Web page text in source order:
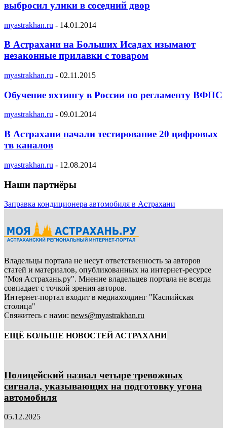
выбросил улики в соседний двор
myastrakhan.ru - 14.01.2014
В Астрахани на Больших Исадах изымают
незаконные прилавки с товаром
myastrakhan.ru - 02.11.2015
Обучение яхтингу в России по регламенту ВФПС
myastrakhan.ru - 09.01.2014
В Астрахани начали тестирование 20 цифровых
тв каналов
myastrakhan.ru - 12.08.2014
Наши партнёры
Заправка кондиционера автомобиля в Астрахани
Владельцы портала не несут ответственность за авторов
статей и материалов, опубликованных на интернет-ресурсе
"Моя Астрахань.ру". Мнение владельцев портала не всегда
совпадает с точкой зрения авторов.
Интернет-портал входит в медиахолдинг "Каспийская
столица"
Свяжитесь с нами: news@myastrakhan.ru
ЕЩЁ БОЛЬШЕ НОВОСТЕЙ АСТРАХАНИ
Полицейский назвал четыре тревожных
сигнала, указывающих на подготовку угона
автомобиля
05.12.2025